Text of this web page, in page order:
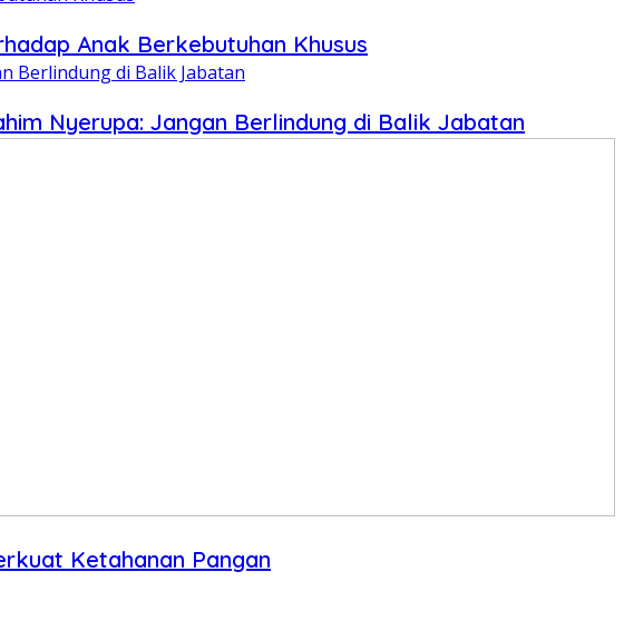
Anak Berkebutuhan Khusus
Nyerupa: Jangan Berlindung di Balik Jabatan
Ketahanan Pangan